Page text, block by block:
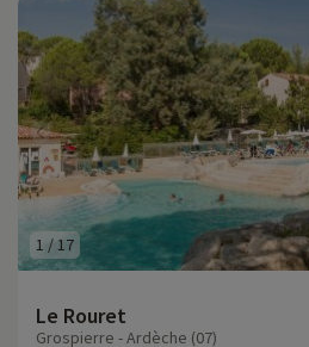
1 /17
Le Rouret
Grospierre - Ardèche (07)